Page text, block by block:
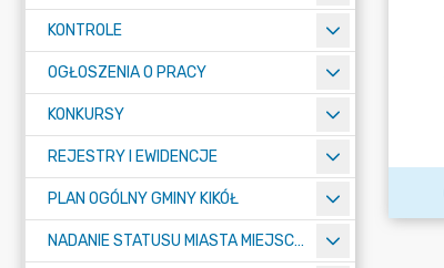
KONTROLE
OGŁOSZENIA O PRACY
KONKURSY
REJESTRY I EWIDENCJE
PLAN OGÓLNY GMINY KIKÓŁ
NADANIE STATUSU MIASTA MIEJSCOWOŚCI KIKÓŁ